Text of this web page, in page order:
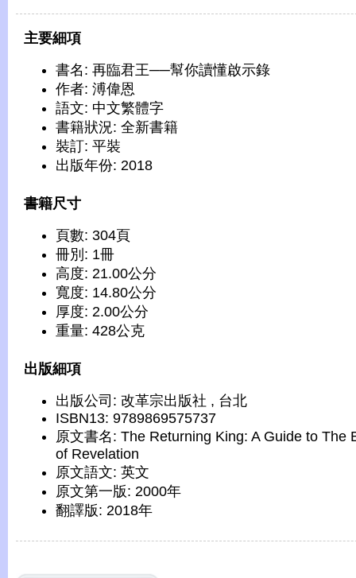
主要細項
書名: 再臨君王──幫你讀懂啟示錄
作者: 溥偉恩
語文: 中文繁體字
書籍狀況: 全新書籍
裝訂: 平裝
出版年份: 2018
書籍尺寸
頁數: 304頁
冊別: 1冊
高度: 21.00公分
寬度: 14.80公分
厚度: 2.00公分
重量: 428公克
出版細項
出版公司: 改革宗出版社 , 台北
ISBN13: 9789869575737
原文書名: The Returning King: A Guide to The
of Revelation
原文語文: 英文
原文第一版: 2000年
翻譯版: 2018年